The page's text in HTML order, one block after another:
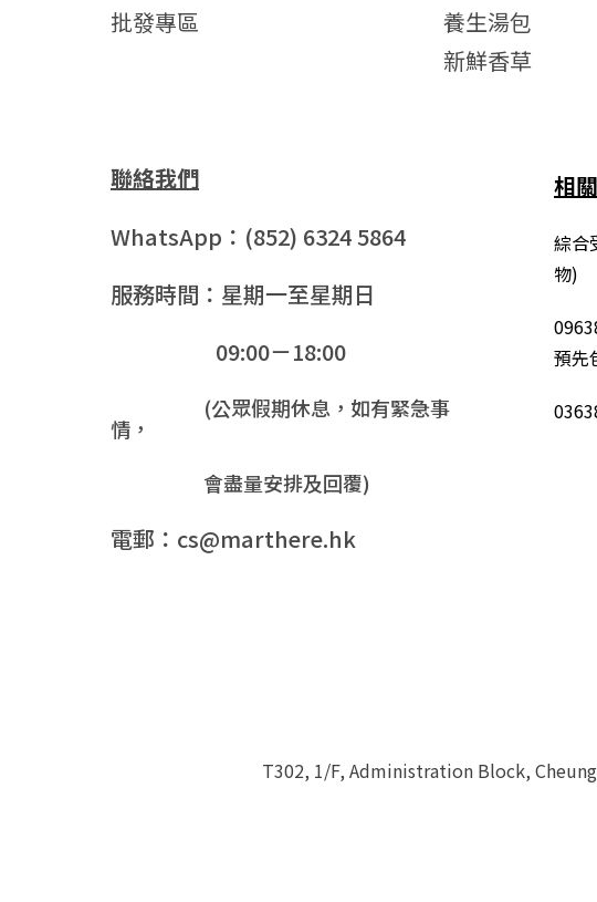
批發專區
養生湯包
新鮮香草
聯絡我們
WhatsApp：(852) 6324 5864
服務時間：星期一至星期日
09:00－18:00
(公眾假期休息，如有緊急事
情，
會盡量安排及回覆)
電郵：cs@marthere.hk
相
綜合
物)
預先
T302, 1/F, Administration Block,